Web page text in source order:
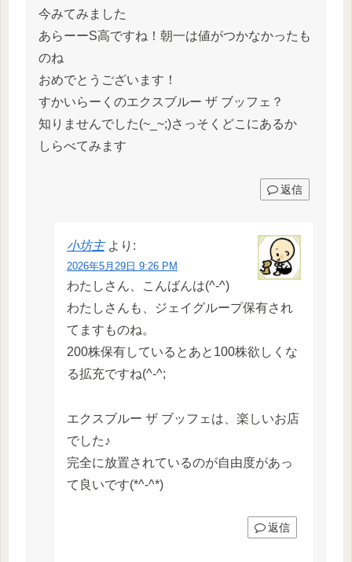
今みてみました
あらーーS高ですね！朝一は値がつかなかったも
のね
おめでとうございます！
すかいらーくのエクスブルー ザ ブッフェ？
知りませんでした(~_~;)さっそくどこにあるか
しらべてみます
返信
小坊主 より:
2026年5月29日 9:26 PM
わたしさん、こんばんは(^-^)
わたしさんも、ジェイグループ保有され
てますものね。
200株保有しているとあと100株欲しくな
る拡充ですね(^-^;
エクスブルー ザ ブッフェは、楽しいお店
でした♪
完全に放置されているのが自由度があっ
て良いです(*^-^*)
返信